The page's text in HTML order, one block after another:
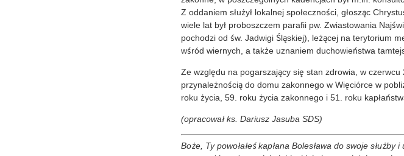
Z oddaniem służył lokalnej społeczności, głosząc
wiele lat był proboszczem parafii pw. Zwiastowania
pochodzi od św. Jadwigi Śląskiej), leżącej na terytorium
wśród wiernych, a także uznaniem duchowieństwa
Ze względu na pogarszający się stan zdrowia, w
przynależnością do domu zakonnego w Więciórce w
roku życia, 59. roku życia zakonnego i 51. roku
(opracował ks. Dariusz Jasuba SDS)
Boże, Ty powołałeś kapłana Bolesława do swoje